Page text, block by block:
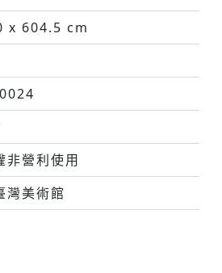
x 604.5 cm
非營利使用
灣美術館